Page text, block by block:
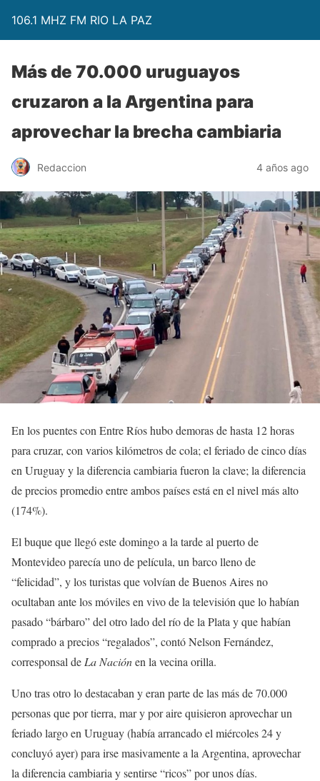
106.1 MHZ FM RIO LA PAZ
Más de 70.000 uruguayos
cruzaron a la Argentina para
aprovechar la brecha cambiaria
Redaccion 4 años ago
En los puentes con Entre Ríos hubo demoras de hasta 12 horas
para cruzar, con varios kilómetros de cola; el feriado de cinco días
en Uruguay y la diferencia cambiaria fueron la clave; la diferencia
de precios promedio entre ambos países está en el nivel más alto
(174%).
El buque que llegó este domingo a la tarde al puerto de
Montevideo parecía uno de película, un barco lleno de
“felicidad”, y los turistas que volvían de Buenos Aires no
ocultaban ante los móviles en vivo de la televisión que lo habían
pasado “bárbaro” del otro lado del río de la Plata y que habían
comprado a precios “regalados”, contó Nelson Fernández,
corresponsal de La Naciónen la vecina orilla.
Uno tras otro lo destacaban y eran parte de las más de 70.000
personas que por tierra, mar y por aire quisieron aprovechar un
feriado largo en Uruguay (había arrancado el miércoles 24 y
concluyó ayer) para irse masivamente a la Argentina, aprovechar
la diferencia cambiaria y sentirse “ricos” por unos días.